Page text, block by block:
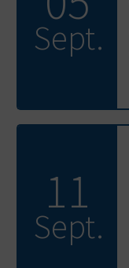
Sept.
11
Sept.